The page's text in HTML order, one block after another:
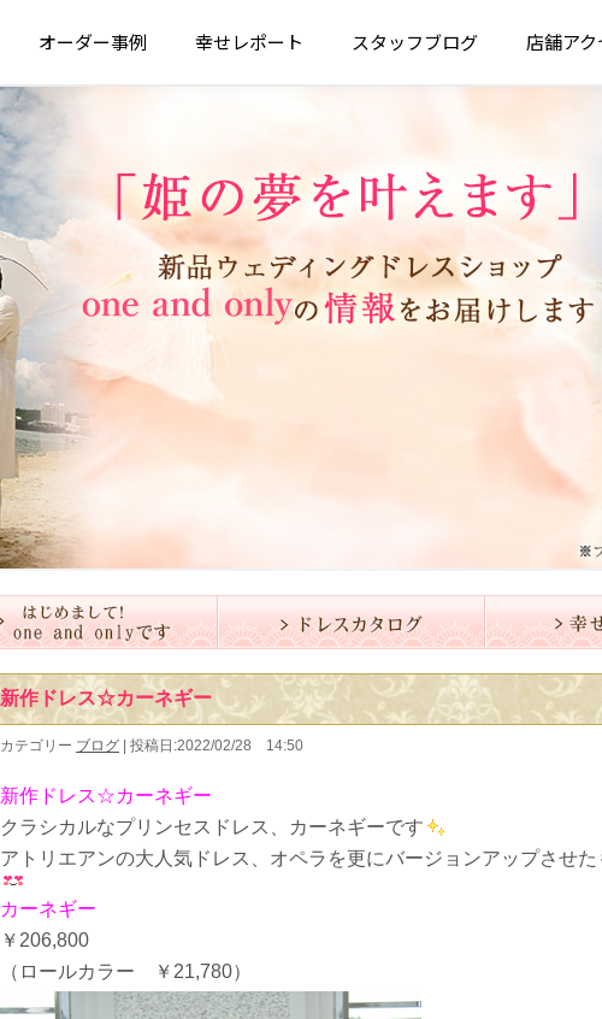
オーダー事例 幸せレポート スタッフブログ 店舗ア
新作ドレス☆カーネギー
カテゴリー ブログ | 投稿日:2022/02/28 14:50
新作ドレス☆カーネギー
クラシカルなプリンセスドレス、カーネギーです
アトリエアンの大人気ドレス、オペラを更にバージョンアップさせた
カーネギー
￥206,800
（ロールカラー ￥21,780）